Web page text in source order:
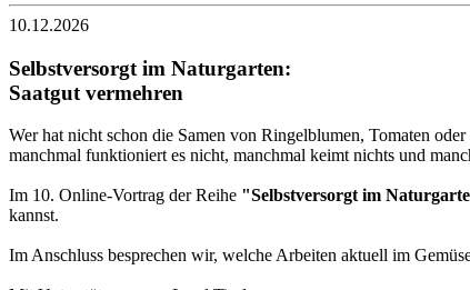
10.12.2026
Selbstversorgt im Naturgarten:
Saatgut vermehren
Wer hat nicht schon die Samen von Ringelblumen, Tomaten
manchmal funktioniert es nicht, manchmal keimt nichts und
Im 10. Online-Vortrag der Reihe "Selbstversorgt im
kannst.
Im Anschluss besprechen wir, welche Arbeiten aktuell im